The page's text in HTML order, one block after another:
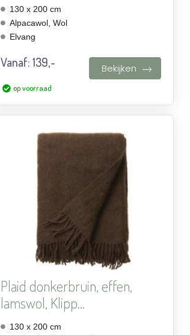
130 x 200 cm
Alpacawol, Wol
Elvang
Vanaf:139,- Bekijken
op voorraad
verlanglijst
Plaid donkerbruin, effen,
lamswol, Klipp...
130 x 200 cm